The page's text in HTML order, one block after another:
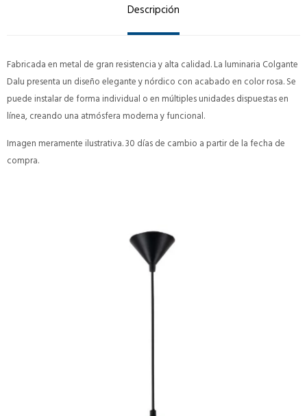
Descripción
Fabricada en metal de gran resistencia y alta calidad. La luminaria Colgante
Dalu presenta un diseño elegante y nórdico con acabado en color rosa. Se
puede instalar de forma individual o en múltiples unidades dispuestas en
línea, creando una atmósfera moderna y funcional.
Imagen meramente ilustrativa. 30 días de cambio a partir de la fecha de
compra.